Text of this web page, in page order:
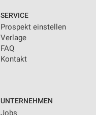
SERVICE
Prospekt einstellen
Verlage
FAQ
Kontakt
UNTERNEHMEN
Jobs